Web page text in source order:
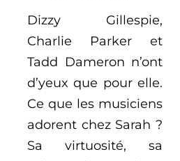
Dizzy Gillespie,
Charlie Parker et
Tadd Dameron n’ont
d’yeux que pour elle.
Ce que les musiciens
adorent chez Sarah ?
Sa virtuosité, sa